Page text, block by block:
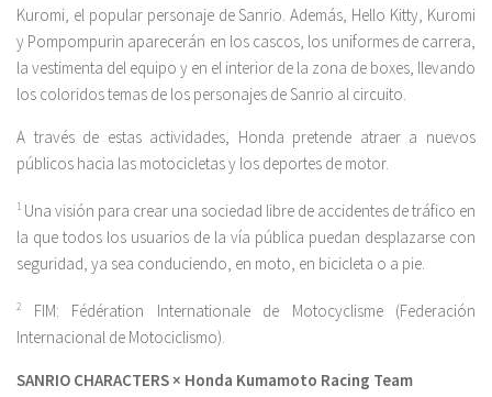
Kuromi, el popular personaje de Sanrio. Además, Hello Kitty, Kuromi
y Pompompurin aparecerán en los cascos, los uniformes de carrera,
la vestimenta del equipo y en el interior de la zona de boxes, llevando
los coloridos temas de los personajes de Sanrio al circuito.
A través de estas actividades, Honda pretende atraer a nuevos
públicos hacia las motocicletas y los deportes de motor.
1 Una visión para crear una sociedad libre de accidentes de tráfico en
la que todos los usuarios de la vía pública puedan desplazarse con
seguridad, ya sea conduciendo, en moto, en bicicleta o a pie.
2
FIM: Fédération Internationale de Motocyclisme (Federación
Internacional de Motociclismo).
SANRIO CHARACTERS × Honda Kumamoto Racing Team